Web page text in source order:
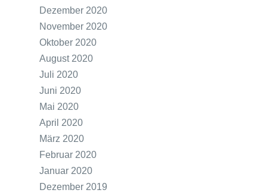
Dezember 2020
November 2020
Oktober 2020
August 2020
Juli 2020
Juni 2020
Mai 2020
April 2020
März 2020
Februar 2020
Januar 2020
Dezember 2019